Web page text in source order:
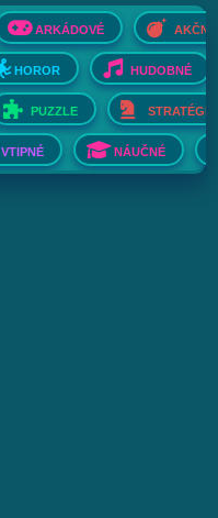
ARKÁDOVÉ AKČNÉ
HOROR HUDOBNÉ
PUZZLE STRATÉGIE
VTIPNÉ NÁUČNÉ